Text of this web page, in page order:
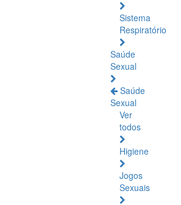
Sistema
Respiratório
Saúde
Sexual
Saúde
Sexual
Ver
todos
Higiene
Jogos
Sexuais